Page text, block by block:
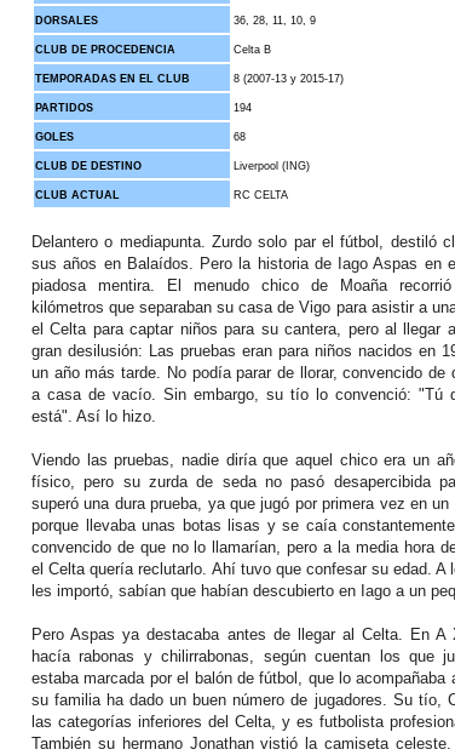
DORSALES 36, 28, 11, 10, 9
CLUB DE PROCEDENCIA Celta B
TEMPORADAS EN EL CLUB 8 (2007-13 y 2015-17)
PARTIDOS 194
GOLES 68
CLUB DE DESTINO Liverpool (ING)
CLUB ACTUAL RC CELTA
Delantero o mediapunta. Zurdo solo par el fútbol, destiló
sus años en Balaídos. Pero la historia de Iago Aspas en
piadosa mentira. El menudo chico de Moaña
kilómetros que separaban su casa de Vigo para asistir a
el Celta para captar niños para su cantera, pero al llegar
gran desilusión: Las pruebas eran para niños nacidos en
un año más tarde. No podía parar de llorar, convencido de
a casa de vacío. Sin embargo, su tío lo convenció: "Tú
está". Así lo hizo.
Viendo las pruebas, nadie diría que aquel chico era un
físico, pero su zurda de seda no pasó desapercibida
superó una dura prueba, ya que jugó por primera vez en
porque llevaba unas botas lisas y se caía
convencido de que no lo llamarían, pero a la media hora
el Celta quería reclutarlo. Ahí tuvo que confesar su edad. A
les importó, sabían que habían descubierto en Iago a un
Pero Aspas ya destacaba antes de llegar al Celta. En
hacía rabonas y chilirrabonas, según cuentan los que
estaba marcada por el balón de fútbol, que lo acompañaba
su familia ha dado un buen número de jugadores. Su tío,
las categorías inferiores del Celta, y es futbolista
También su hermano Jonathan vistió la camiseta